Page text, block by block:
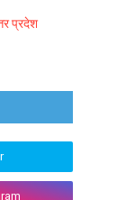
प्रदेश